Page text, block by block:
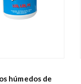
húmedos de